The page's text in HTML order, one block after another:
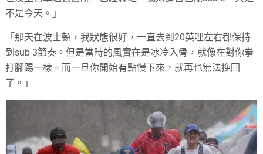
不是今天。」
「那天在波士頓，我狀態很好，一直去到20英哩左右都保持
到sub-3節奏。但是當時的風實在是冰冷入骨，就像在對你拳
打腳踢一樣。而一旦你開始有點慢下來，就再也無法挽回
了。」